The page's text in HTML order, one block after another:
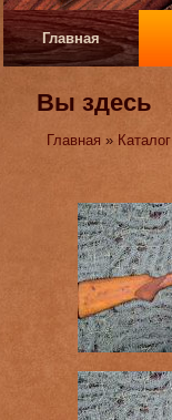
Главная
Вы здесь
Главная » Каталог